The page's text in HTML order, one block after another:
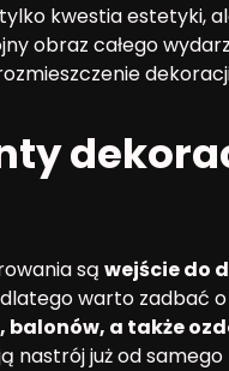
kwestia estetyki,
obraz całego
są wejście do
warto zadbać
a także
nastrój już od